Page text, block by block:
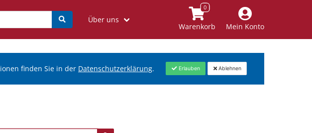
Über uns
Warenkorb Mein Konto
finden Sie in der Datenschutzerklärung. Erlauben Ablehnen